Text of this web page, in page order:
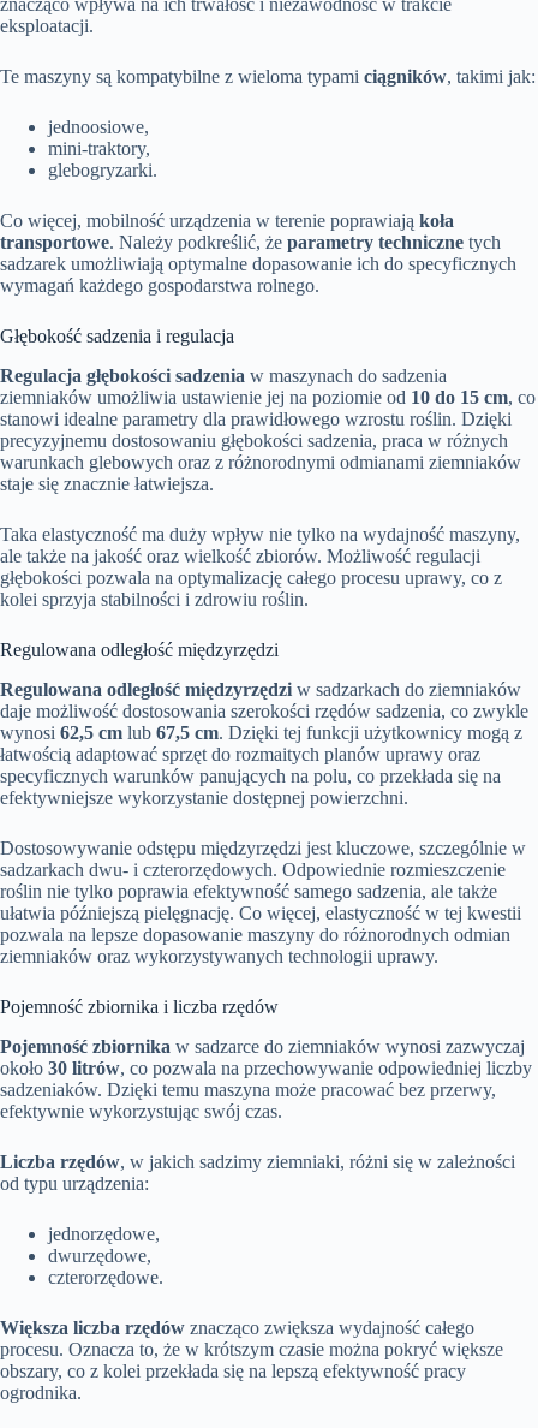
znacząco wpływa na ich trwałość i niezawodność w trakcie
eksploatacji.
Te maszyny są kompatybilne z wieloma typami ciągników, takimi jak:
jednoosiowe,
mini-traktory,
glebogryzarki.
Co więcej, mobilność urządzenia w terenie poprawiają koła
transportowe. Należy podkreślić, że parametry techniczne tych
sadzarek umożliwiają optymalne dopasowanie ich do specyficznych
wymagań każdego gospodarstwa rolnego.
Głębokość sadzenia i regulacja
Regulacja głębokości sadzenia w maszynach do sadzenia
ziemniaków umożliwia ustawienie jej na poziomie od 10 do 15 cm, co
stanowi idealne parametry dla prawidłowego wzrostu roślin. Dzięki
precyzyjnemu dostosowaniu głębokości sadzenia, praca w różnych
warunkach glebowych oraz z różnorodnymi odmianami ziemniaków
staje się znacznie łatwiejsza.
Taka elastyczność ma duży wpływ nie tylko na wydajność maszyny,
ale także na jakość oraz wielkość zbiorów. Możliwość regulacji
głębokości pozwala na optymalizację całego procesu uprawy, co z
kolei sprzyja stabilności i zdrowiu roślin.
Regulowana odległość międzyrzędzi
Regulowana odległość międzyrzędzi w sadzarkach do ziemniaków
daje możliwość dostosowania szerokości rzędów sadzenia, co zwykle
wynosi 62,5 cm lub 67,5 cm. Dzięki tej funkcji użytkownicy mogą z
łatwością adaptować sprzęt do rozmaitych planów uprawy oraz
specyficznych warunków panujących na polu, co przekłada się na
efektywniejsze wykorzystanie dostępnej powierzchni.
Dostosowywanie odstępu międzyrzędzi jest kluczowe, szczególnie w
sadzarkach dwu- i czterorzędowych. Odpowiednie rozmieszczenie
roślin nie tylko poprawia efektywność samego sadzenia, ale także
ułatwia późniejszą pielęgnację. Co więcej, elastyczność w tej kwestii
pozwala na lepsze dopasowanie maszyny do różnorodnych odmian
ziemniaków oraz wykorzystywanych technologii uprawy.
Pojemność zbiornika i liczba rzędów
Pojemność zbiornika w sadzarce do ziemniaków wynosi zazwyczaj
około 30 litrów, co pozwala na przechowywanie odpowiedniej liczby
sadzeniaków. Dzięki temu maszyna może pracować bez przerwy,
efektywnie wykorzystując swój czas.
Liczba rzędów, w jakich sadzimy ziemniaki, różni się w zależności
od typu urządzenia:
jednorzędowe,
dwurzędowe,
czterorzędowe.
Większa liczba rzędów znacząco zwiększa wydajność całego
procesu. Oznacza to, że w krótszym czasie można pokryć większe
obszary, co z kolei przekłada się na lepszą efektywność pracy
ogrodnika.